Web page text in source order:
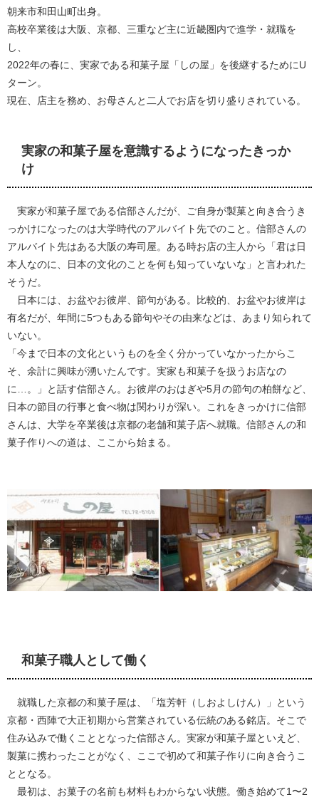
朝来市和田山町出身。
高校卒業後は大阪、京都、三重など主に近畿圏内で進学・就職を
し、
2022年の春に、実家である和菓子屋「しの屋」を後継するためにU
ターン。
現在、店主を務め、お母さんと二人でお店を切り盛りされている。
実家の和菓子屋を意識するようになったきっか
け
実家が和菓子屋である信部さんだが、ご自身が製菓と向き合うき
っかけになったのは大学時代のアルバイト先でのこと。信部さんの
アルバイト先はある大阪の寿司屋。ある時お店の主人から「君は日
本人なのに、日本の文化のことを何も知っていないな」と言われた
そうだ。
日本には、お盆やお彼岸、節句がある。比較的、お盆やお彼岸は
有名だが、年間に5つもある節句やその由来などは、あまり知られて
いない。
「今まで日本の文化というものを全く分かっていなかったからこ
そ、余計に興味が湧いたんです。実家も和菓子を扱うお店なの
に…。」と話す信部さん。お彼岸のおはぎや5月の節句の柏餅など、
日本の節目の行事と食べ物は関わりが深い。これをきっかけに信部
さんは、大学を卒業後は京都の老舗和菓子店へ就職。信部さんの和
菓子作りへの道は、ここから始まる。
和菓子職人として働く
就職した京都の和菓子屋は、「塩芳軒（しおよしけん）」という
京都・西陣で大正初期から営業されている伝統のある銘店。そこで
住み込みで働くこととなった信部さん。実家が和菓子屋といえど、
製菓に携わったことがなく、ここで初めて和菓子作りに向き合うこ
ととなる。
最初は、お菓子の名前も材料もわからない状態。働き始めて1〜2